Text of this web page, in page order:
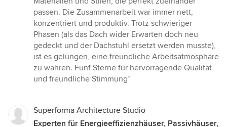
Sternen
passen. Die Zusammenarbeit war immer nett,
konzentriert und produktiv. Trotz schwieriger
Phasen (als das Dach wider Erwarten doch neu
gedeckt und der Dachstuhl ersetzt werden musste),
ist es gelungen, eine freundliche Arbeitsatmosphäre
zu wahren. Fünf Sterne für hervorragende Qualität
und freundliche Stimmung”
Superforma Architecture Studio
Experten für Energieeffizienzhäuser, Passivhäuser,